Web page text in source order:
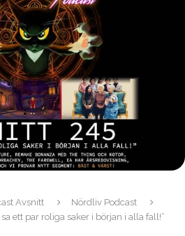
Avsnitt
Nördliv Podcast
ett par roliga saker i början i alla fall!”